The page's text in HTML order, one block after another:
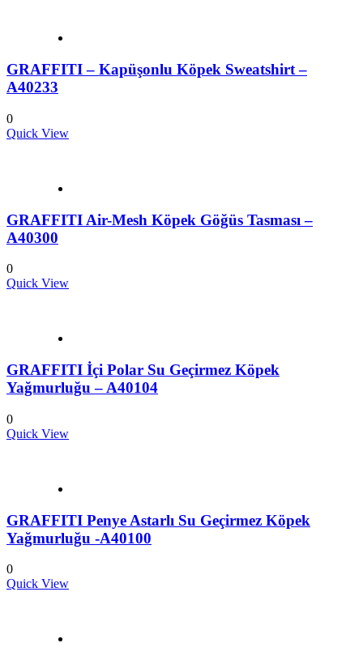
GRAFFITI – Kapüşonlu Köpek Sweatshirt –
A40233
0
Quick View
GRAFFITI Air-Mesh Köpek Göğüs Tasması –
A40300
0
Quick View
GRAFFITI İçi Polar Su Geçirmez Köpek
Yağmurluğu – A40104
0
Quick View
GRAFFITI Penye Astarlı Su Geçirmez Köpek
Yağmurluğu -A40100
0
Quick View